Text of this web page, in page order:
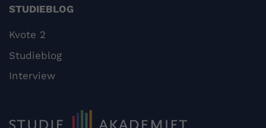
STUDIEBLOG
Kvote 2
Studieblog
Interview